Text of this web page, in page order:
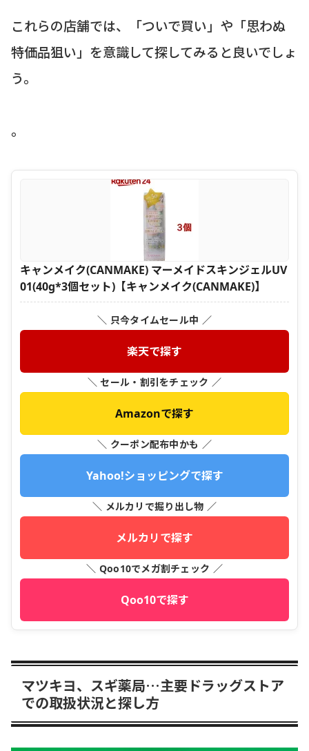
これらの店舗では、「ついで買い」や「思わぬ
特価品狙い」を意識して探してみると良いでしょ
う。
。
キャンメイク(CANMAKE) マーメイドスキンジェルUV
01(40g*3個セット)【キャンメイク(CANMAKE)】
＼ 只今タイムセール中 ／
楽天で探す
＼ セール・割引をチェック ／
Amazonで探す
＼ クーポン配布中かも ／
Yahoo!ショッピングで探す
＼ メルカリで掘り出し物 ／
メルカリで探す
＼ Qoo10でメガ割チェック ／
Qoo10で探す
マツキヨ、スギ薬局…主要ドラッグストア
での取扱状況と探し方